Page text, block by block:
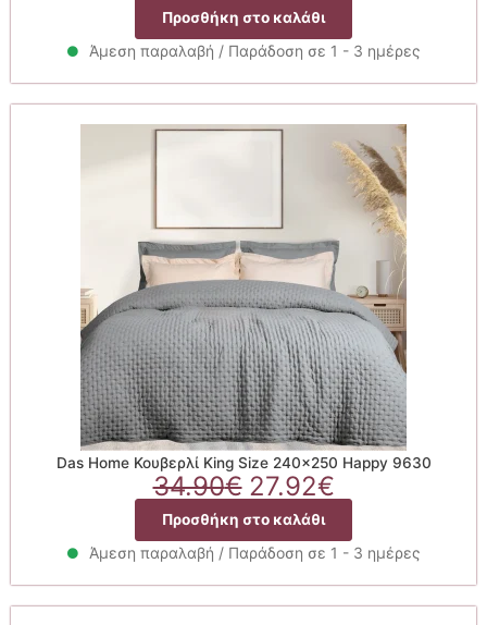
price
was:
34.90€.
τιμή
είναι:
27.92€.
Προσθήκη στο καλάθι
Άμεση παραλαβή / Παράδοση σε 1 - 3 ημέρες
Das Home Κουβερλί King Size 240×250 Happy 9630
34.90€ Original
price
was:
34.90€.
27.92€Η
τρέχουσα
τιμή
είναι:
27.92€.
Προσθήκη στο καλάθι
Άμεση παραλαβή / Παράδοση σε 1 - 3 ημέρες